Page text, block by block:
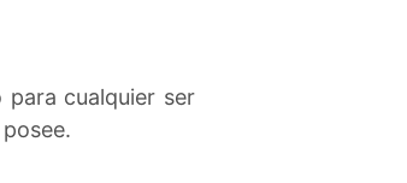
cualquier ser